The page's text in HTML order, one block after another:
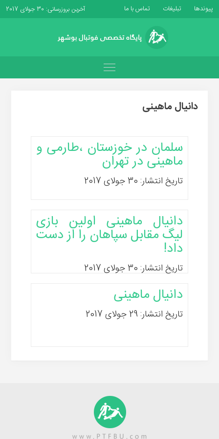
پیوندها تبلیغات تماس با ما آخرین بروزرسانی: 30 جولای 2017
دانیال ماهینی
سلمان در خوزستان ،طارمی و
ماهینی در تهران
تاریخ انتشار: 30 جولای 2017
دانیال ماهینی اولین بازی
لیگ مقابل سپاهان را از دست
داد!
تاریخ انتشار: 30 جولای 2017
دانیال ماهینی
تاریخ انتشار: 29 جولای 2017